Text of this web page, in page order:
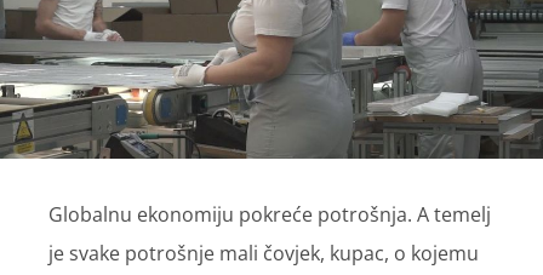
Globalnu ekonomiju pokreće potrošnja. A temelj
je svake potrošnje mali čovjek, kupac, o kojemu